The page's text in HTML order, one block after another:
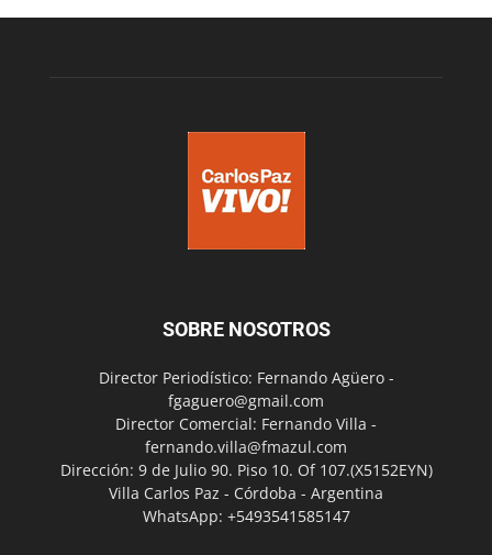
SOBRE NOSOTROS
Director Periodístico: Fernando Agüero -
fgaguero@gmail.com
Director Comercial: Fernando Villa -
fernando.villa@fmazul.com
Dirección: 9 de Julio 90. Piso 10. Of 107.(X5152EYN)
Villa Carlos Paz - Córdoba - Argentina
WhatsApp: +5493541585147